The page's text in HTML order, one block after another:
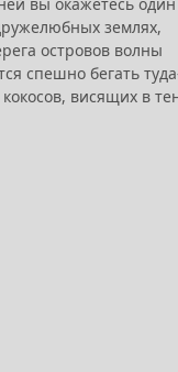
землях,
островов волны
спешно бегать
висящих в